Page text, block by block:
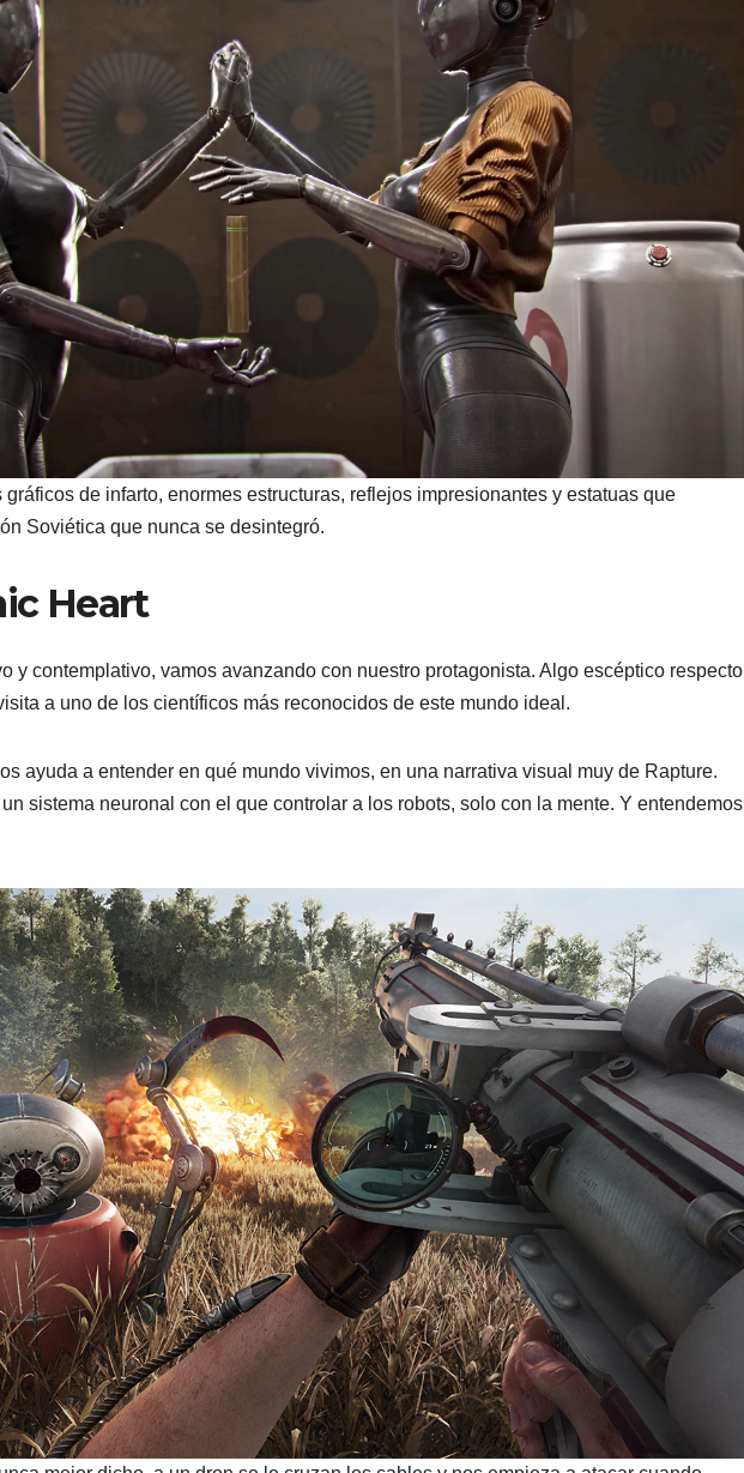
de infarto, enormes estructuras, reflejos impresionantes y estatuas que
Soviética que nunca se desintegró.
Heart
y contemplativo, vamos avanzando con nuestro protagonista. Algo escéptico respecto
a uno de los científicos más reconocidos de este mundo ideal.
ayuda a entender en qué mundo vivimos, en una narrativa visual muy de Rapture.
sistema neuronal con el que controlar a los robots, solo con la mente. Y entendemos